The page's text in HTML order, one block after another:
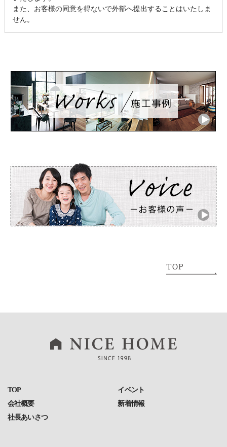
また、お客様の同意を得ないで外部へ提出することはいたしま
せん。
TOP
会社概要
社長あいさつ
イベント
新着情報